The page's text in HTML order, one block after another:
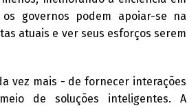
governos podem apoiar-se na
atuais e ver seus esforços serem
vez mais - de fornecer interações
de soluções inteligentes. A